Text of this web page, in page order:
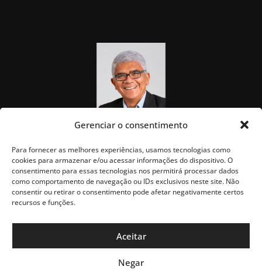
Gerenciar o consentimento
Para fornecer as melhores experiências, usamos tecnologias como
cookies para armazenar e/ou acessar informações do dispositivo. O
consentimento para essas tecnologias nos permitirá processar dados
como comportamento de navegação ou IDs exclusivos neste site. Não
consentir ou retirar o consentimento pode afetar negativamente certos
recursos e funções.
Aceitar
Negar